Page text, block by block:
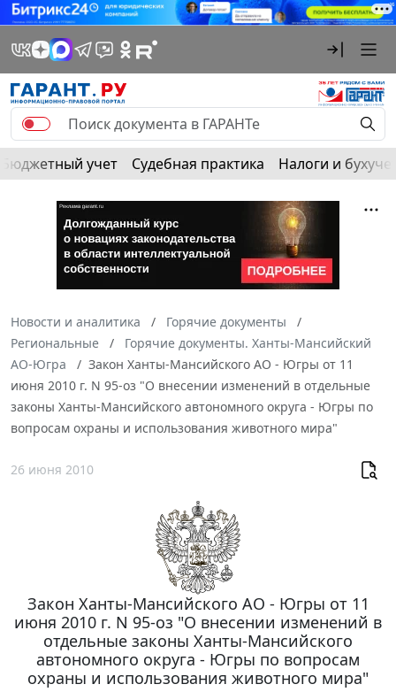
Бюджетный учет Судебная практика Налоги и
Новости и аналитика
Горячие документы
Региональные
Горячие документы. Ханты-Мансийский
АО-Югра
Закон Ханты-Мансийского АО - Югры от 11
июня 2010 г. N 95-оз "О внесении изменений в отдельные
законы Ханты-Мансийского автономного округа - Югры по
вопросам охраны и использования животного мира"
26 июня 2010
Закон Ханты-Мансийского АО - Югры от 11
июня 2010 г. N 95-оз "О внесении изменений в
отдельные законы Ханты-Мансийского
автономного округа - Югры по вопросам
охраны и использования животного мира"